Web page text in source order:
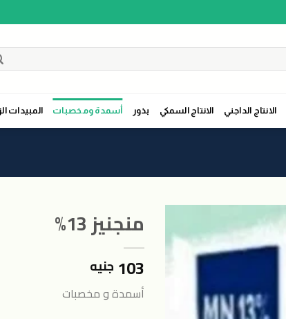
الانتاج الداجني الانتاج السمكي بذور أسمدة ومخصبات المبيدات
المفضلة
منجنيز 13%
103 جنيه
أسمدة و مخصبات